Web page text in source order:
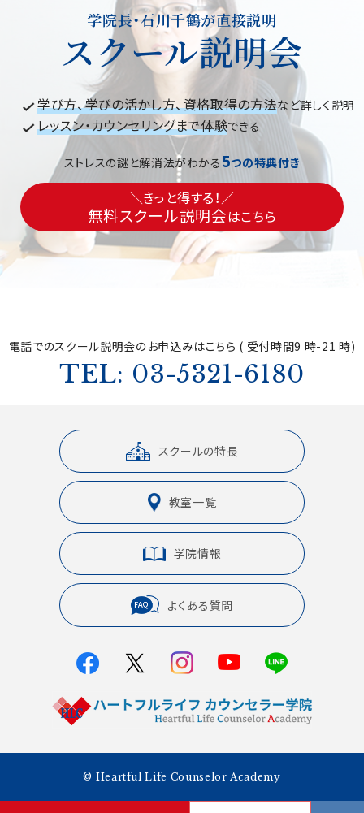
学院長・石川千鶴が直接説明
スクール説明会
学び方、学びの活かし方、資格取得の方法など詳しく説明
レッスン・カウンセリングまで体験できる
ストレスの謎と解消法がわかる 5つの特典付き
＼きっと得する！／
無料スクール説明会はこちら
電話でのスクール説明会のお申込みはこちら ( 受付時間9 時-21 時)
TEL: 03-5321-6180
スクールの特長
教室一覧
学院情報
よくある質問
© Heartful Life Counselor Academy